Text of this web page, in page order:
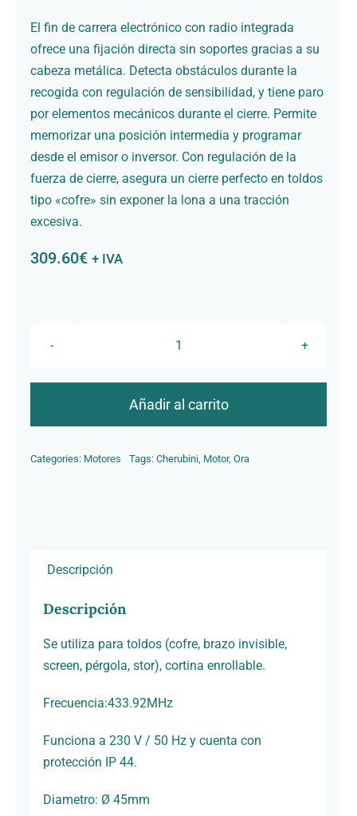
El fin de carrera electrónico con radio integrada
ofrece una fijación directa sin soportes gracias a su
cabeza metálica. Detecta obstáculos durante la
recogida con regulación de sensibilidad, y tiene paro
por elementos mecánicos durante el cierre. Permite
memorizar una posición intermedia y programar
desde el emisor o inversor. Con regulación de la
fuerza de cierre, asegura un cierre perfecto en toldos
tipo «cofre» sin exponer la lona a una tracción
excesiva.
309.60€ + IVA
ZRX
cantidad
Añadir al carrito
Categories: Motores Tags: Cherubini, Motor, Ora
Descripción
Descripción
Se utiliza para toldos (cofre, brazo invisible,
screen, pérgola, stor), cortina enrollable.
Frecuencia:433.92MHz
Funciona a 230 V / 50 Hz y cuenta con
protección IP 44.
Diametro: Ø 45mm